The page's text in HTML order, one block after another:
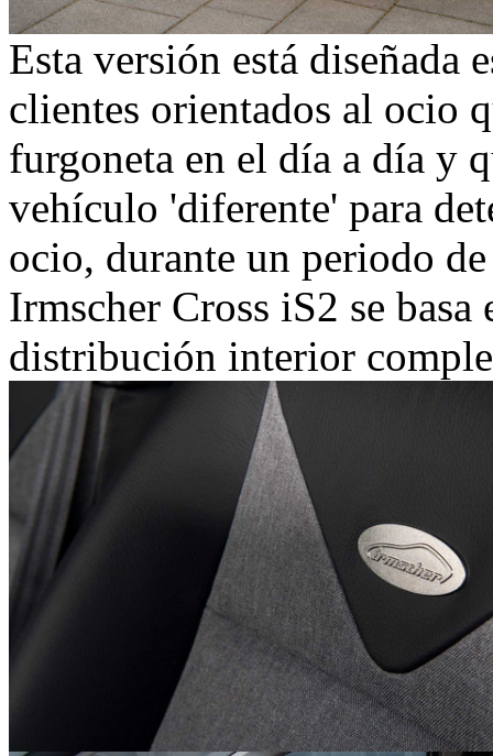
Esta versión está diseñada
clientes orientados al ocio
furgoneta en el día a día y
vehículo 'diferente' para
ocio, durante un periodo
Irmscher Cross iS2 se
distribución interior